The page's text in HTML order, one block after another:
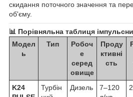
скидання поточного значення та
об'єму.
📊 Порівняльна таблиця
Модел
ь
Тип
Робоч
е
серед
овище
Проду
ктивні
сть
K24
Турбін
Дизель
7–120